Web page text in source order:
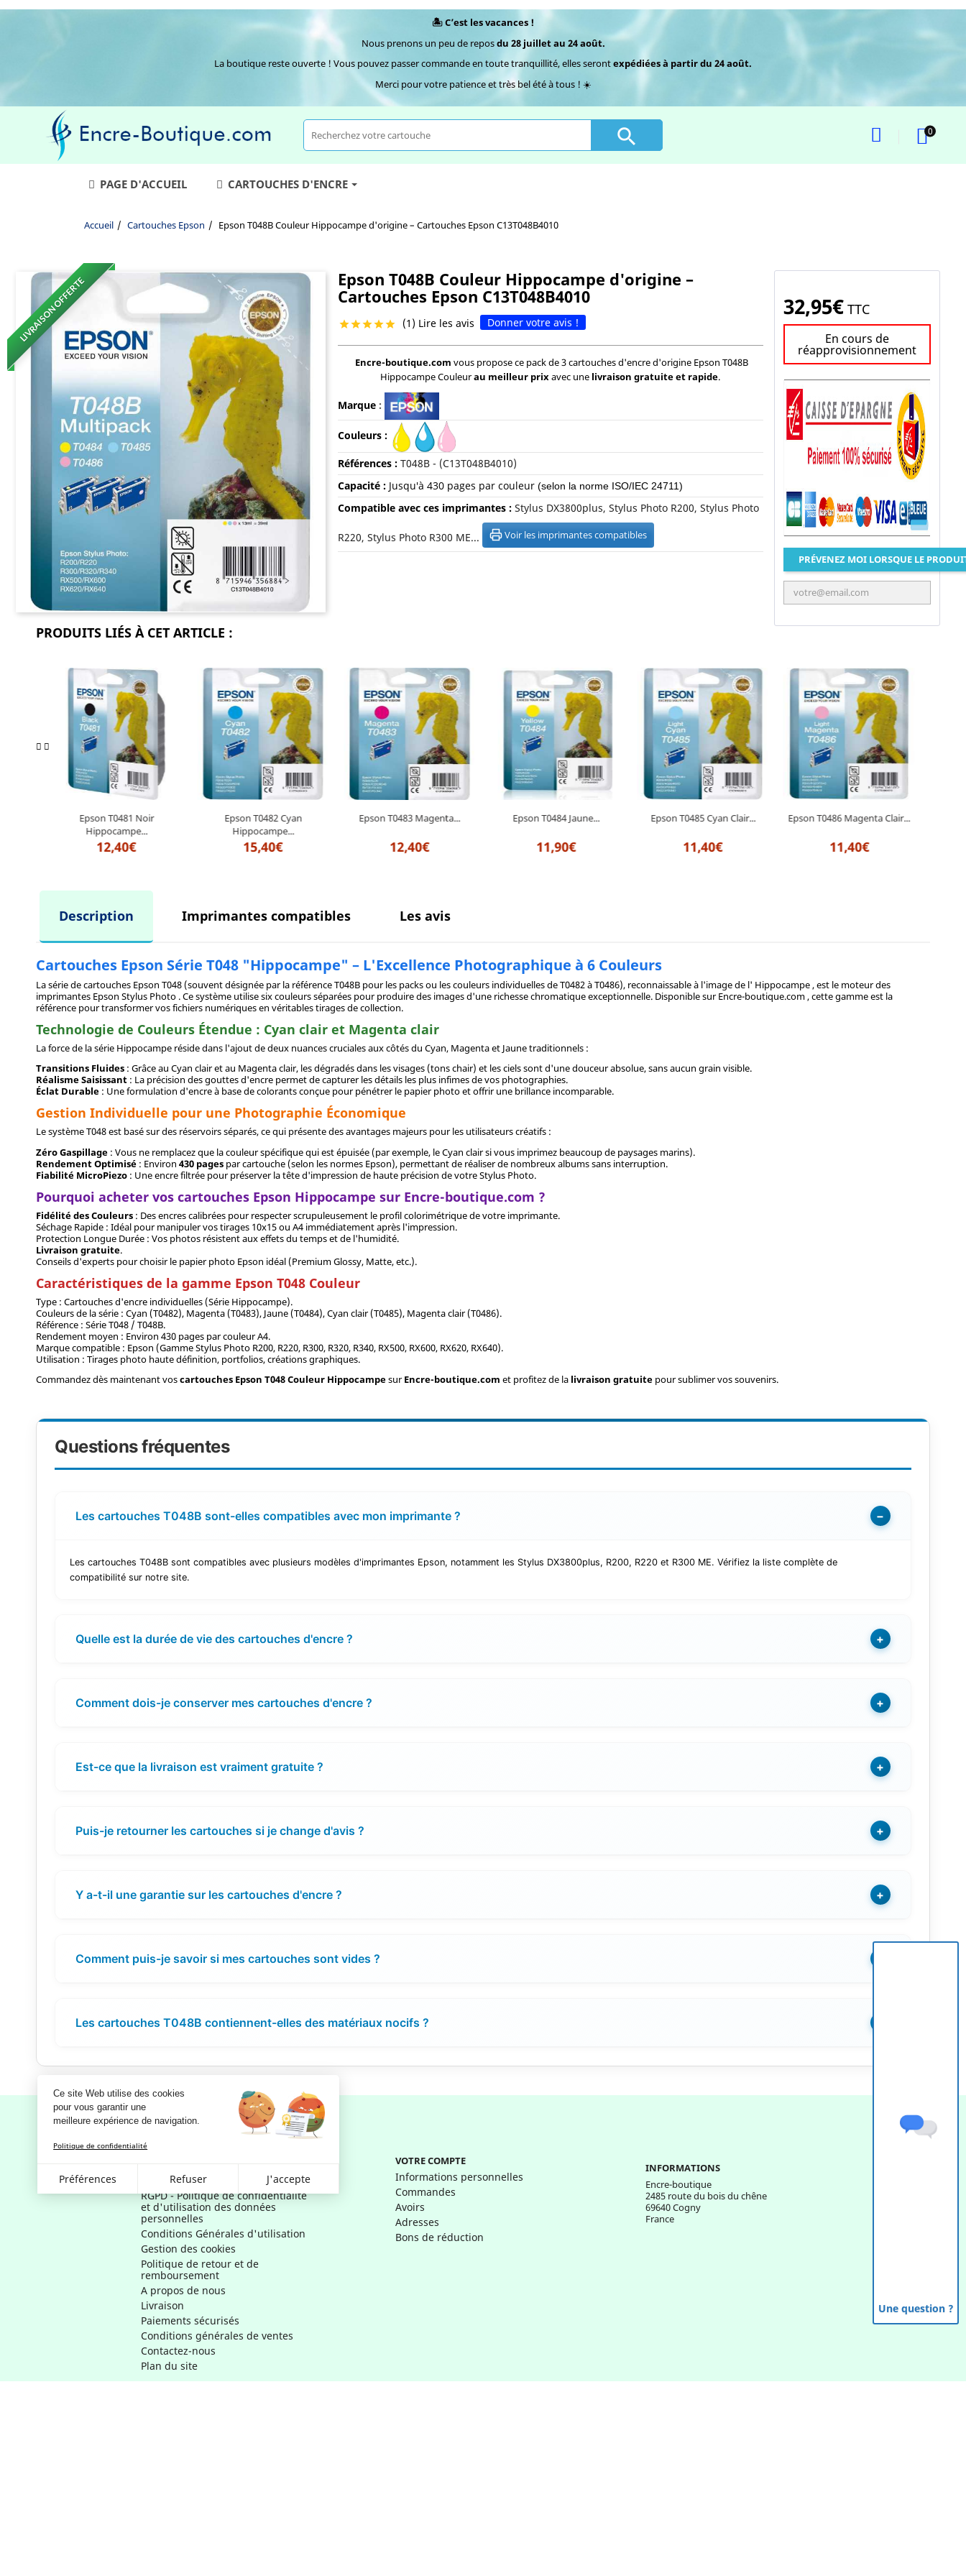
Ce site Web utilise des cookies
pour vous garantir une
meilleure expérience de navigation.
Politique de confidentialité
Préférences Refuser J'accepte
🏝️ C’est les vacances !
Nous prenons un peu de reposdu 28 juillet au 24 août.
La boutique reste ouverte ! Vous pouvez passer commande en toute tranquillité, elles serontexpédiées à partir du 24 août.
Merci pour votre patience et très bel été à tous ! ☀️
 0
PAGE D'ACCUEIL CARTOUCHES D'ENCRE
Accueil Cartouches Epson Epson T048B Couleur Hippocampe d'origine – Cartouches Epson C13T048B4010
LIVRAISON OFFERTE
Epson T048B Couleur Hippocampe d'origine –
Cartouches Epson C13T048B4010
 (1) Lire les avis Donner votre avis !
Encre-boutique.com vous propose ce pack de 3 cartouches d'encre d'origine Epson T048B
Hippocampe Couleurau meilleur prix avec une livraison gratuite et rapide.
Marque:
Couleurs :
Références : T048B - (C13T048B4010)
Capacité : Jusqu'à 430 pages par couleur (selon la norme ISO/IEC 24711)
Compatible avec ces imprimantes : Stylus DX3800plus, Stylus Photo R200, Stylus Photo
R220, Stylus Photo R300 ME... Voir les imprimantes compatibles
Une question ?
32,95€ TTC
En cours de
réapprovisionnement
PRÉVENEZ MOI LORSQUE LE
PRODUITS LIÉS À CET ARTICLE :
Epson T0481 Noir
Hippocampe...
12,40€
Epson T0482 Cyan
Hippocampe...
15,40€
Epson T0483 Magenta...
12,40€
Epson T0484 Jaune...
11,90€
Epson T0485 Cyan Clair...
11,40€
Epson T0486 Magenta Clair...
11,40€
Description Imprimantes compatibles Les avis
Cartouches Epson Série T048 "Hippocampe" – L'Excellence Photographique à 6 Couleurs
La série de cartouches Epson T048 (souvent désignée par la référence T048B pour les packs ou les couleurs individuelles de T0482 à T0486), reconnaissable à l'image de l' Hippocampe , est le moteur des
imprimantes Epson Stylus Photo . Ce système utilise six couleurs séparées pour produire des images d'une richesse chromatique exceptionnelle. Disponible sur Encre-boutique.com , cette gamme est la
référence pour transformer vos fichiers numériques en véritables tirages de collection.
Technologie de Couleurs Étendue : Cyan clair et Magenta clair
La force de la série Hippocampe réside dans l'ajout de deux nuances cruciales aux côtés du Cyan, Magenta et Jaune traditionnels :
Transitions Fluides : Grâce au Cyan clair et au Magenta clair, les dégradés dans les visages (tons chair) et les ciels sont d'une douceur absolue, sans aucun grain visible.
Réalisme Saisissant : La précision des gouttes d'encre permet de capturer les détails les plus infimes de vos photographies.
Éclat Durable : Une formulation d'encre à base de colorants conçue pour pénétrer le papier photo et offrir une brillance incomparable.
Gestion Individuelle pour une Photographie Économique
Le système T048 est basé sur des réservoirs séparés, ce qui présente des avantages majeurs pour les utilisateurs créatifs :
Zéro Gaspillage : Vous ne remplacez que la couleur spécifique qui est épuisée (par exemple, le Cyan clair si vous imprimez beaucoup de paysages marins).
Rendement Optimisé : Environ430 pages par cartouche (selon les normes Epson), permettant de réaliser de nombreux albums sans interruption.
Fiabilité MicroPiezo : Une encre filtrée pour préserver la tête d'impression de haute précision de votre Stylus Photo.
Pourquoi acheter vos cartouches Epson Hippocampe sur Encre-boutique.com ?
Fidélité des Couleurs : Des encres calibrées pour respecter scrupuleusement le profil colorimétrique de votre imprimante.
Séchage Rapide : Idéal pour manipuler vos tirages 10x15 ou A4 immédiatement après l'impression.
Protection Longue Durée : Vos photos résistent aux effets du temps et de l'humidité.
Livraison gratuite.
Conseils d'experts pour choisir le papier photo Epson idéal (Premium Glossy, Matte, etc.).
Caractéristiques de la gamme Epson T048 Couleur
Type : Cartouches d'encre individuelles (Série Hippocampe).
Couleurs de la série : Cyan (T0482), Magenta (T0483), Jaune (T0484), Cyan clair (T0485), Magenta clair (T0486).
Référence : Série T048 / T048B.
Rendement moyen : Environ 430 pages par couleur A4.
Marque compatible : Epson (Gamme Stylus Photo R200, R220, R300, R320, R340, RX500, RX600, RX620, RX640).
Utilisation : Tirages photo haute définition, portfolios, créations graphiques.
Commandez dès maintenant voscartouches Epson T048 Couleur HippocampesurEncre-boutique.com et profitez de la livraison gratuite pour sublimer vos souvenirs.
Questions fréquentes
Les cartouches T048B sont-elles compatibles avec mon imprimante ? −
Les cartouches T048B sont compatibles avec plusieurs modèles d'imprimantes Epson, notamment les Stylus DX3800plus, R200, R220 et R300 ME. Vérifiez la liste complète de
compatibilité sur notre site.
Quelle est la durée de vie des cartouches d'encre ? +
Comment dois-je conserver mes cartouches d'encre ? +
Est-ce que la livraison est vraiment gratuite ? +
Puis-je retourner les cartouches si je change d'avis ? +
Y a-t-il une garantie sur les cartouches d'encre ? +
Comment puis-je savoir si mes cartouches sont vides ?
Les cartouches T048B contiennent-elles des matériaux nocifs ?
Mentions légales
RGPD - Politique de confidentialité
et d'utilisation des données
personnelles
Conditions Générales d'utilisation
Gestion des cookies
Politique de retour et de
remboursement
A propos de nous
Livraison
Paiements sécurisés
Conditions générales de ventes
Contactez-nous
Plan du site
VOTRE COMPTE
Informations personnelles
Commandes
Avoirs
Adresses
Bons de réduction
INFORMATIONS
Encre-boutique
2485 route du bois du chêne
69640 Cogny
France